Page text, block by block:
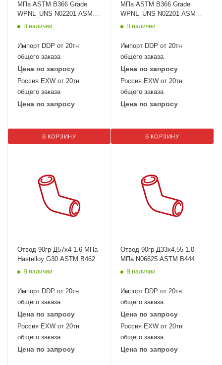
МПа ASTM B366 Grade
WPNL_UNS N02201 ASME
B16.9
В наличии
Импорт DDP от 20тн
общего заказа
Цена по запросу
Россия EXW от 20тн
общего заказа
Цена по запросу
В КОРЗИНУ
МПа ASTM B366 Grade
WPNL_UNS N02201 ASME
B16.9
В наличии
Импорт DDP от 20тн
общего заказа
Цена по запросу
Россия EXW от 20тн
общего заказа
Цена по запросу
В КОРЗИНУ
Отвод 90гр Д57х4 1.6 МПа
Hastelloy G30 ASTM B462
В наличии
Импорт DDP от 20тн
общего заказа
Цена по запросу
Россия EXW от 20тн
общего заказа
Цена по запросу
Отвод 90гр Д33х4,55 1.0
МПа N06625 ASTM B444
В наличии
Импорт DDP от 20тн
общего заказа
Цена по запросу
Россия EXW от 20тн
общего заказа
Цена по запросу